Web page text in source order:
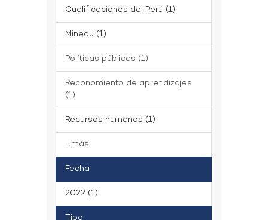
Cualificaciones del Perú (1)
Minedu (1)
Políticas públicas (1)
Reconomiento de aprendizajes
(1)
Recursos humanos (1)
... más
Fecha
2022 (1)